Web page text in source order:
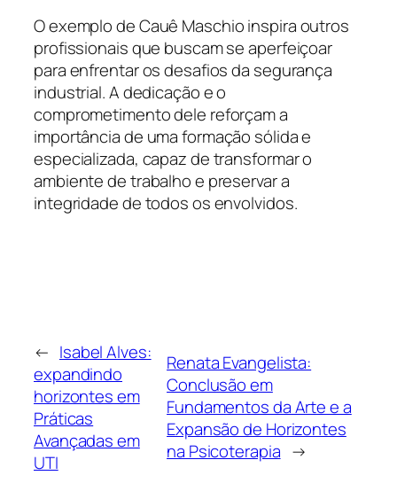
O exemplo de Cauê Maschio inspira outros
profissionais que buscam se aperfeiçoar
para enfrentar os desafios da segurança
industrial. A dedicação e o
comprometimento dele reforçam a
importância de uma formação sólida e
especializada, capaz de transformar o
ambiente de trabalho e preservar a
integridade de todos os envolvidos.
← Isabel Alves:
expandindo
horizontes em
Práticas
Avançadas em
UTI
Renata Evangelista:
Conclusão em
Fundamentos da Arte e a
Expansão de Horizontes
na Psicoterapia →